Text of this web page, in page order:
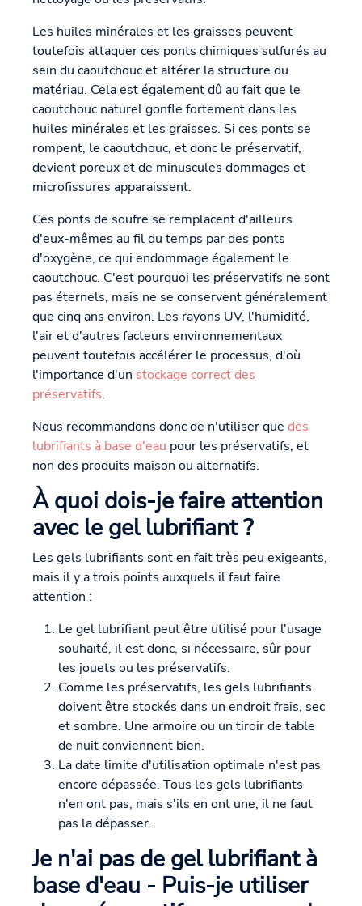
Les huiles minérales et les graisses peuvent
toutefois attaquer ces ponts chimiques sulfurés au
sein du caoutchouc et altérer la structure du
matériau. Cela est également dû au fait que le
caoutchouc naturel gonfle fortement dans les
huiles minérales et les graisses. Si ces ponts se
rompent, le caoutchouc, et donc le préservatif,
devient poreux et de minuscules dommages et
microfissures apparaissent.
Ces ponts de soufre se remplacent d'ailleurs
d'eux-mêmes au fil du temps par des ponts
d'oxygène, ce qui endommage également le
caoutchouc. C'est pourquoi les préservatifs ne sont
pas éternels, mais ne se conservent généralement
que cinq ans environ. Les rayons UV, l'humidité,
l'air et d'autres facteurs environnementaux
peuvent toutefois accélérer le processus, d'où
l'importance d'un stockage correct des
préservatifs.
Nous recommandons donc de n'utiliser que des
lubrifiants à base d'eau pour les préservatifs, et
non des produits maison ou alternatifs.
À quoi dois-je faire attention
avec le gel lubrifiant ?
Les gels lubrifiants sont en fait très peu exigeants,
mais il y a trois points auxquels il faut faire
attention :
Le gel lubrifiant peut être utilisé pour l'usage
souhaité, il est donc, si nécessaire, sûr pour
les jouets ou les préservatifs.
Comme les préservatifs, les gels lubrifiants
doivent être stockés dans un endroit frais, sec
et sombre. Une armoire ou un tiroir de table
de nuit conviennent bien.
La date limite d'utilisation optimale n'est pas
encore dépassée. Tous les gels lubrifiants
n'en ont pas, mais s'ils en ont une, il ne faut
pas la dépasser.
Je n'ai pas de gel lubrifiant à
base d'eau - Puis-je utiliser